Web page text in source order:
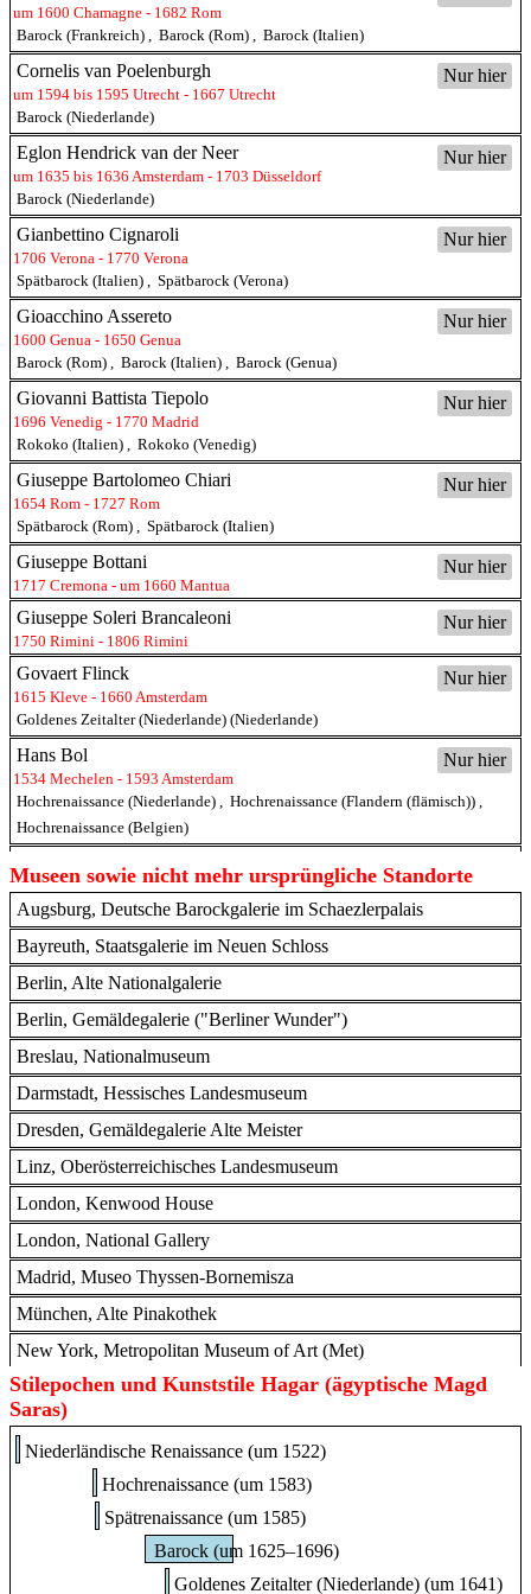
um 1600 Chamagne - 1682 Rom
Barock (Frankreich) , Barock (Rom) , Barock (Italien)
Nur hier
Cornelis van Poelenburgh
um 1594 bis 1595 Utrecht - 1667 Utrecht
Barock (Niederlande)
Nur hier
Eglon Hendrick van der Neer
um 1635 bis 1636 Amsterdam - 1703 Düsseldorf
Barock (Niederlande)
Nur hier
Gianbettino Cignaroli
1706 Verona - 1770 Verona
Spätbarock (Italien) , Spätbarock (Verona)
Nur hier
Gioacchino Assereto
1600 Genua - 1650 Genua
Barock (Rom) , Barock (Italien) , Barock (Genua)
Nur hier
Giovanni Battista Tiepolo
1696 Venedig - 1770 Madrid
Rokoko (Italien) , Rokoko (Venedig)
Nur hier
Giuseppe Bartolomeo Chiari
1654 Rom - 1727 Rom
Spätbarock (Rom) , Spätbarock (Italien)
Nur hier
Giuseppe Bottani
1717 Cremona - um 1660 Mantua
Nur hier
Giuseppe Soleri Brancaleoni
1750 Rimini - 1806 Rimini
Nur hier
Govaert Flinck
1615 Kleve - 1660 Amsterdam
Goldenes Zeitalter (Niederlande) (Niederlande)
Nur hier
Hans Bol
1534 Mechelen - 1593 Amsterdam
Hochrenaissance (Niederlande) , Hochrenaissance (Flandern (flämisch)) ,
Hochrenaissance (Belgien)
Nur hier
Jacob van Moscher
um 1615 Haarlem - um 1660 Haarlem
Barock (Niederlande)
Jan Havickszoon Steen
1626 Leiden - 1679 Leiden
Barock (Niederlande)
Jan Mostaert
um 1475 Haarlem - 1555 Haarlem
Niederländische Renaissance (Niederlande)
Nur hier
Jean-Baptiste Camille Corot
1796 Paris - 1875 Paris
Orientalismus (Frankreich) , Orientalismus (Paris) ,
Orientalismus (Schule von Barbizon) , Realismus (Frankreich) ,
Realismus (Paris) , Realismus (Schule von Barbizon)
Johann Wolfgang Baumgartner
1702 Ebbs - 1761 Augsburg
Rokoko (Österreich) , Rokoko (Deutschland)
Nur hier
Josef Wintergerst
1783 Wallerstein - 1867 Düsseldorf
Nazarener (Lukasbund) (Deutschland) , Nazarener (Lukasbund) (Düsseldorf)
Lukasbund
Luca Giordano
1634 Neapel - 1705 Neapel
Barock (Rom)
Lucas van Leyden
1494 Leiden - 1533 Leiden
Renaissance (Niederlande)
Museen sowie nicht mehr ursprüngliche Standorte
Augsburg, Deutsche Barockgalerie im Schaezlerpalais
Bayreuth, Staatsgalerie im Neuen Schloss
Berlin, Alte Nationalgalerie
Berlin, Gemäldegalerie ("Berliner Wunder")
Breslau, Nationalmuseum
Darmstadt, Hessisches Landesmuseum
Dresden, Gemäldegalerie Alte Meister
Linz, Oberösterreichisches Landesmuseum
London, Kenwood House
London, National Gallery
Madrid, Museo Thyssen-Bornemisza
München, Alte Pinakothek
New York, Metropolitan Museum of Art (Met)
Nürnberg, Germanisches Nationalmuseum
Paris, Musée du Louvre
Perugia, Nationalgalerie von Umbrien (Galleria nazionale
dell'Umbria)
Rimini, Stadtmuseum
Schleißheim, Staatsgalerie im Neuen Schloss
Stilepochen und Kunststile Hagar (ägyptische Magd
Saras)
Niederländische Renaissance (um 1522)
Hochrenaissance (um 1583)
Spätrenaissance (um 1585)
Barock (um 1625–1696)
Goldenes Zeitalter (Niederlande) (um 1641)